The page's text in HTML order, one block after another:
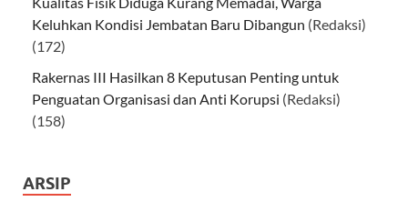
Keluhkan Kondisi Jembatan Baru Dibangun (Redaksi)
(172)
Rakernas III Hasilkan 8 Keputusan Penting untuk
Penguatan Organisasi dan Anti Korupsi (Redaksi)
(158)
ARSIP